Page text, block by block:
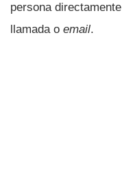
persona
llamada o email.